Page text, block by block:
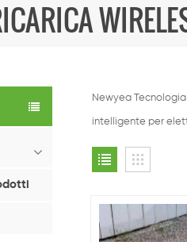
Newyea
intelligente per